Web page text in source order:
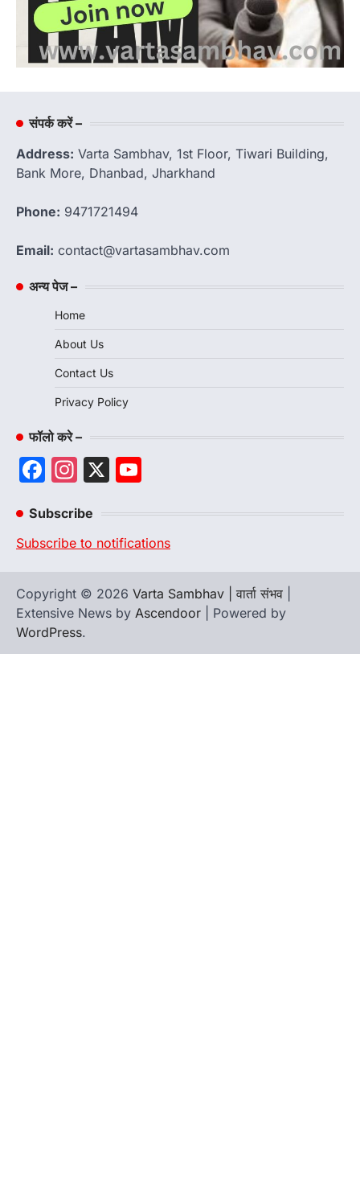
संपर्क करें –
Address: Varta Sambhav, 1st Floor, Tiwari Building,
Bank More, Dhanbad, Jharkhand
Phone: 9471721494
Email: contact@vartasambhav.com
अन्य पेज –
Home
About Us
Contact Us
Privacy Policy
फॉलो करे –
Facebook
Instagram
X
Subscribe
Subscribe to notifications
Copyright © 2026 Varta Sambhav | वार्ता संभव
Extensive News by Ascendoor | Powered by
WordPress.